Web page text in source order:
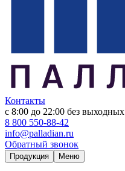
Контакты
с 8:00 до 22:00 без выходных
8 800 550-88-42
info@palladian.ru
Обратный звонок
Продукция Меню